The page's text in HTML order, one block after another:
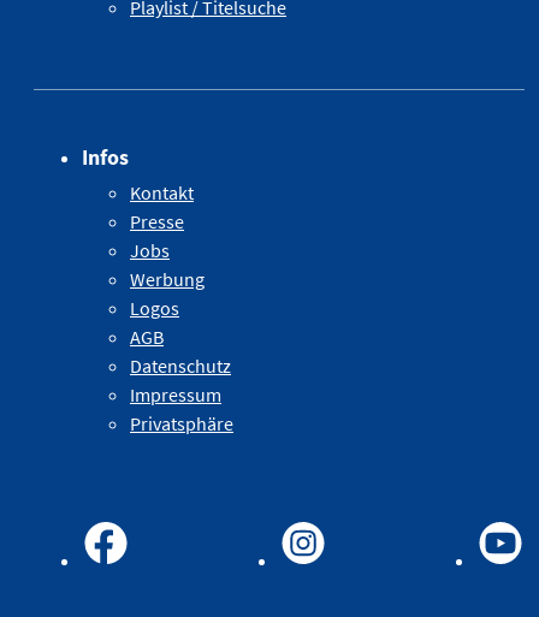
Playlist / Titelsuche
Infos
Kontakt
Presse
Jobs
Werbung
Logos
AGB
Datenschutz
Impressum
Privatsphäre